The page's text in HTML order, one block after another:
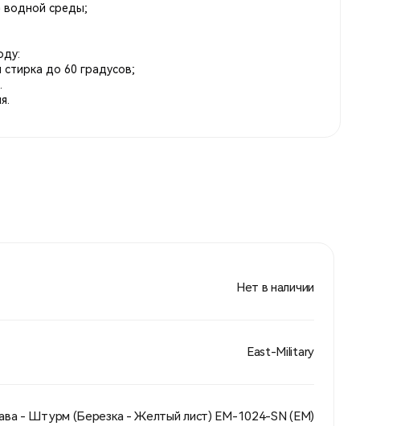
водной среды;
стирка до 60 градусов;
Нет в наличии
East-Military
- Штурм (Березка - Желтый лист) EM-1024-SN (EM)